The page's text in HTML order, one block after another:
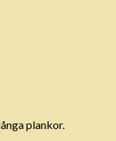
plankor.